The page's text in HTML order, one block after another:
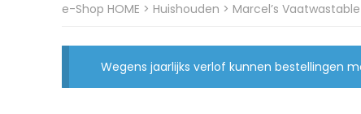
e-Shop HOME > Huishouden > Marcel’s
Wegens jaarlijks verlof kunnen bestellingen